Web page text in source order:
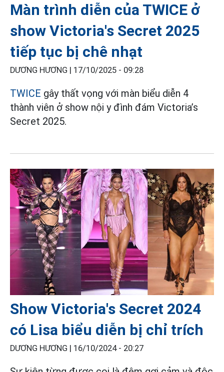
Màn trình diễn của TWICE ở
show Victoria's Secret 2025
tiếp tục bị chê nhạt
DƯƠNG HƯƠNG | 17/10/2025 - 09:28
TWICE gây thất vọng với màn biểu diễn 4
thành viên ở show nội y đình đám Victoria’s
Secret 2025.
Show Victoria's Secret 2024
có Lisa biểu diễn bị chỉ trích
DƯƠNG HƯƠNG | 16/10/2024 - 20:27